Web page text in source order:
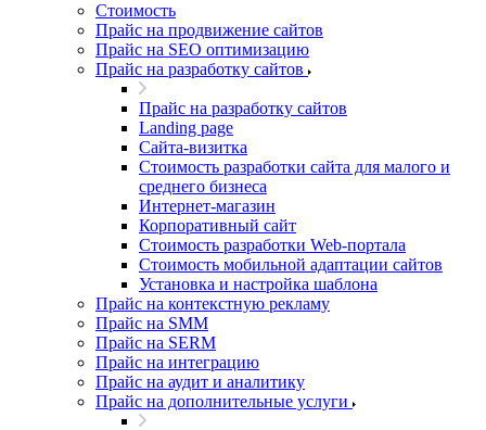
Стоимость
Прайс на продвижение сайтов
Прайс на SEO оптимизацию
Прайс на разработку сайтов
Прайс на разработку сайтов
Landing page
Cайта-визитка
Стоимость разработки сайта для малого и
среднего бизнеса
Интернет-магазин
Корпоративный сайт
Стоимость разработки Web-портала
Стоимость мобильной адаптации сайтов
Установка и настройка шаблона
Прайс на контекстную рекламу
Прайс на SMM
Прайс на SERM
Прайс на интеграцию
Прайс на аудит и аналитику
Прайс на дополнительные услуги